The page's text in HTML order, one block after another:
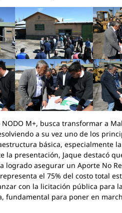
M+, busca transformar a
a su vez uno de los
básica, especialmente
la presentación, Jaque destacó
logrado asegurar un Aporte No
el 75% del costo total
con la licitación pública para
fundamental para poner en